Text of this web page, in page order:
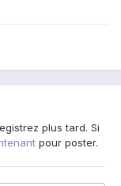
plus tard. Si
pour poster.